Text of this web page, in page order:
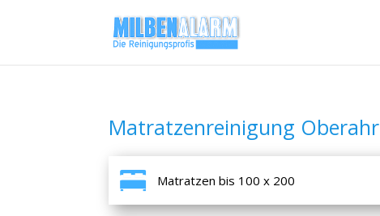
Matratzenreinigung Oberahr
Matratzen bis 100 x 200